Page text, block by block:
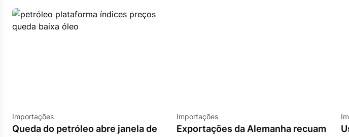
Importações
Queda do petróleo abre janela de
Importações
Exportações da Alemanha recuam